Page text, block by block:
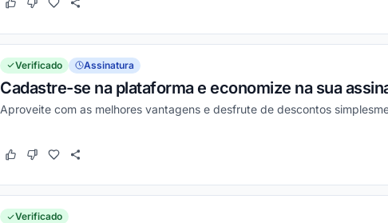
Este cupom funcionou
Este cupom não funcionou
Verificado Assinatura
Cadastre-se na plataforma e economize na sua
Aproveite com as melhores vantagens e desfrute de descontos
Este cupom funcionou
Este cupom não funcionou
Verificado